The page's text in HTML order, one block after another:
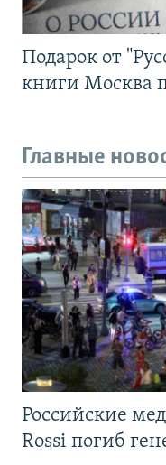
Подарок от
книги Москва
Главные
Российские
Rossi погиб